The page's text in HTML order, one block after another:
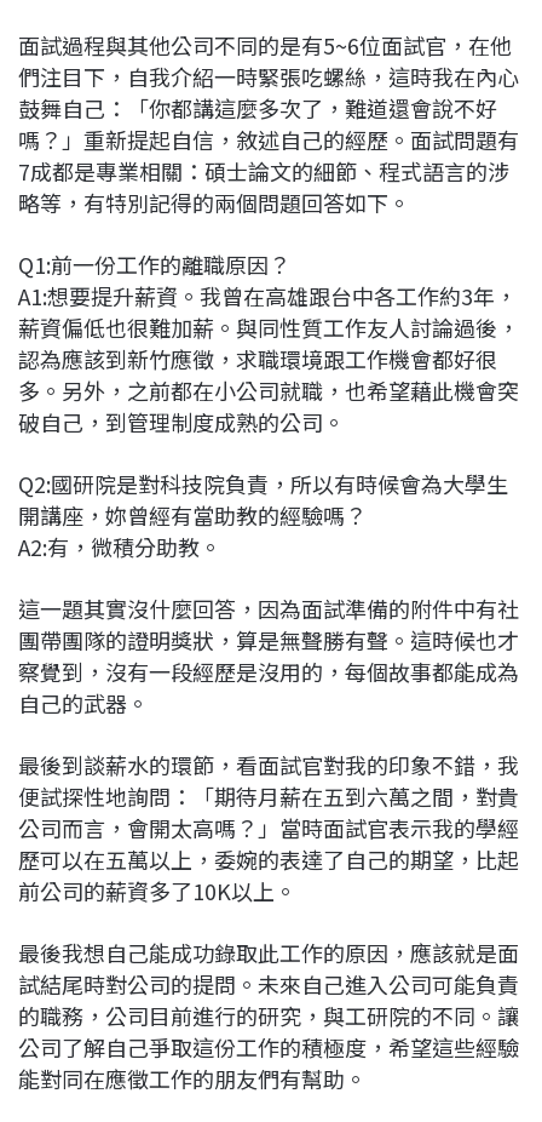
面試過程與其他公司不同的是有5~6位面試官，在他
們注目下，自我介紹一時緊張吃螺絲，這時我在內心
鼓舞自己：「你都講這麼多次了，難道還會說不好
嗎？」重新提起自信，敘述自己的經歷。面試問題有
7成都是專業相關：碩士論文的細節、程式語言的涉
略等，有特別記得的兩個問題回答如下。
Q1:前一份工作的離職原因？
A1:想要提升薪資。我曾在高雄跟台中各工作約3年，
薪資偏低也很難加薪。與同性質工作友人討論過後，
認為應該到新竹應徵，求職環境跟工作機會都好很
多。另外，之前都在小公司就職，也希望藉此機會突
破自己，到管理制度成熟的公司。
Q2:國研院是對科技院負責，所以有時候會為大學生
開講座，妳曾經有當助教的經驗嗎？
A2:有，微積分助教。
這一題其實沒什麼回答，因為面試準備的附件中有社
團帶團隊的證明獎狀，算是無聲勝有聲。這時候也才
察覺到，沒有一段經歷是沒用的，每個故事都能成為
自己的武器。
最後到談薪水的環節，看面試官對我的印象不錯，我
便試探性地詢問：「期待月薪在五到六萬之間，對貴
公司而言，會開太高嗎？」當時面試官表示我的學經
歷可以在五萬以上，委婉的表達了自己的期望，比起
前公司的薪資多了10K以上。
最後我想自己能成功錄取此工作的原因，應該就是面
試結尾時對公司的提問。未來自己進入公司可能負責
的職務，公司目前進行的研究，與工研院的不同。讓
公司了解自己爭取這份工作的積極度，希望這些經驗
能對同在應徵工作的朋友們有幫助。